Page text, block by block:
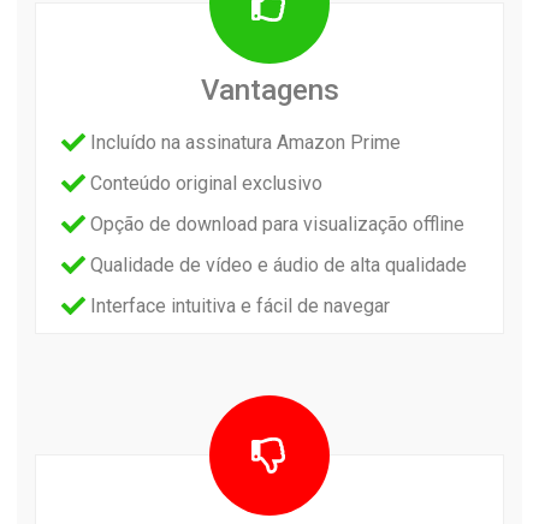
Vantagens
Incluído na assinatura Amazon Prime
Conteúdo original exclusivo
Opção de download para visualização offline
Qualidade de vídeo e áudio de alta qualidade
Interface intuitiva e fácil de navegar